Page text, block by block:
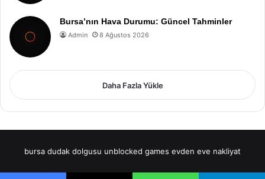
Bursa’nın Hava Durumu: Güncel Tahminler
Admin 8 Ağustos 2026
Daha Fazla Yükle
bursa dudak dolgusu unblocked games evden eve nakliyat